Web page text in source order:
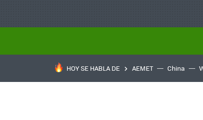
HOY SE HABLA DE AEMET China